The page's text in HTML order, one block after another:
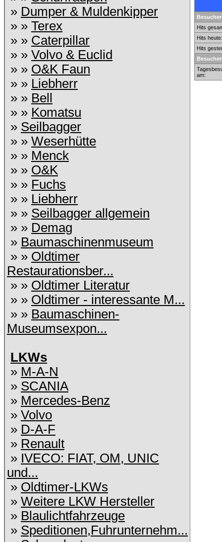
» Dumper & Muldenkipper
» » Terex
» » Caterpillar
» » Volvo & Euclid
» » O&K Faun
» » Liebherr
» » Bell
» » Komatsu
» Seilbagger
» » Weserhütte
» » Menck
» » O&K
» » Fuchs
» » Liebherr
» » Seilbagger allgemein
» » Demag
» Baumaschinenmuseum
» » Oldtimer
Restaurationsber...
» » Oldtimer Literatur
» » Oldtimer - interessante M...
» » Baumaschinen-
Museumsexpon...
LKWs
» M-A-N
» SCANIA
» Mercedes-Benz
» Volvo
» D-A-F
» Renault
» IVECO: FIAT, OM, UNIC
und...
» Oldtimer-LKWs
» Weitere LKW Hersteller
» Blaulichtfahrzeuge
» Speditionen,Fuhrunternehm...
Hits
Hits heute:
Hits
am: